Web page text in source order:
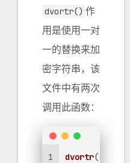
dvortr() 作
用是使用一对
一的替换来加
密字符串，该
文件中有两次
调用此函数：
1 dvortr(